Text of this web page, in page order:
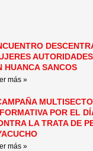
HUANCA SANCOS
más »
POR EL
LA TRATA DE
más »